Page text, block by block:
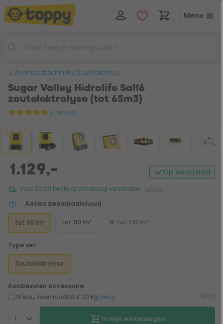
Menu
Zwembadtechniek Zoutelektrolyse
Sugar Valley Hidrolife Sal16
zoutelektrolyse (tot 65m3)
2 reviews
1.129,- Op voorraad
Voor 22:00 besteld, vandaag verzonden
Advies zwembadinhoud
tot 65 m³ tot 110 m³ tot 210 m³
Type set
Zoutelektrolyse
Aanbevolen accessoire:
W'eau zwembadzout 20 kg bekijk 18,00
In mijn winkelwagen